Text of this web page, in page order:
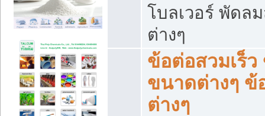
โบลเวอร์ พัดล
ต่างๆ
ข้อต่อสวมเร็
ขนาดต่างๆ ข้
ต่างๆ